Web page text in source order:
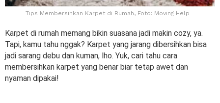
Tips Membersihkan Karpet di Rumah, Foto: Moving Help
Karpet di rumah memang bikin suasana jadi makin cozy, ya.
Tapi, kamu tahu nggak? Karpet yang jarang dibersihkan bisa
jadi sarang debu dan kuman, lho. Yuk, cari tahu cara
membersihkan karpet yang benar biar tetap awet dan
nyaman dipakai!